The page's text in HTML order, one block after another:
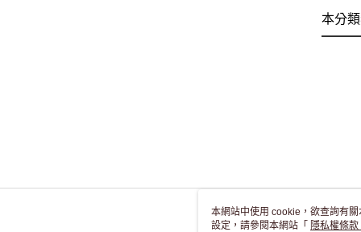
本分
本網站中使用 cookie，欲查詢有
設定，請參閱本網站「 隱私權條款